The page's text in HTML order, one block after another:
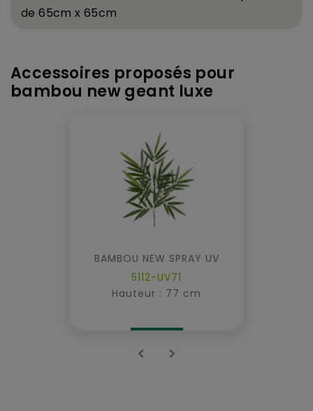
de 65cm x 65cm
Accessoires proposés pour
bambou new geant luxe
BAMBOU NEW SPRAY UV
5112-UV71
Hauteur : 77 cm
 